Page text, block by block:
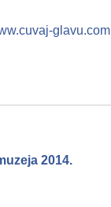
glavu.com
2014.